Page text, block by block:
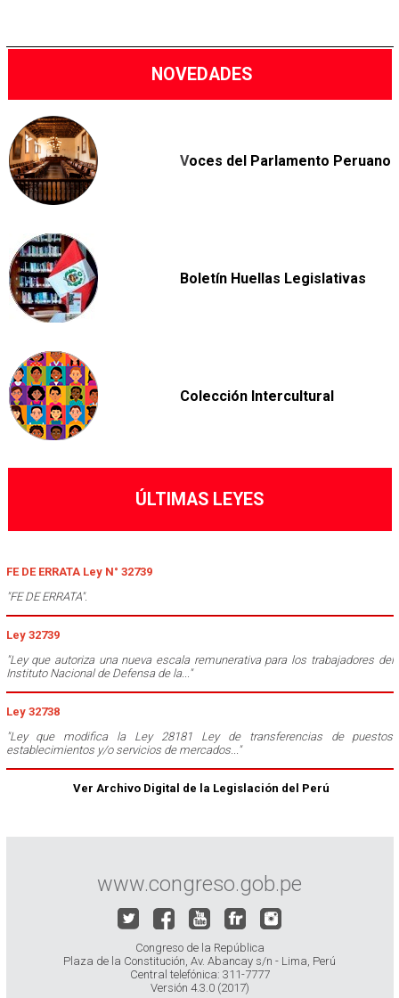
NOVEDADES
Voces del Parlamento Peruano
Boletín Huellas Legislativas
Colección Intercultural
ÚLTIMAS LEYES
FE DE ERRATA Ley N° 32739
"FE DE ERRATA".
Ley 32739
"Ley que autoriza una nueva escala remunerativa para los trabajadores del
Instituto Nacional de Defensa de la..."
Ley 32738
"Ley que modifica la Ley 28181 Ley de transferencias de puestos
establecimientos y/o servicios de mercados..."
Ver Archivo Digital de la Legislación del Perú
www.congreso.gob.pe
Congreso de la República
Plaza de la Constitución, Av. Abancay s/n - Lima, Perú
Central telefónica: 311-7777
Versión 4.3.0 (2017)